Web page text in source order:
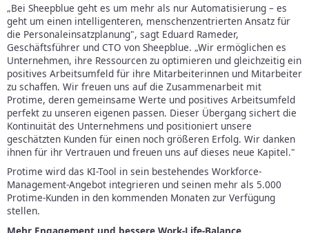
„Bei Sheepblue geht es um mehr als nur Automatisierung – es
geht um einen intelligenteren, menschenzentrierten Ansatz für
die Personaleinsatzplanung", sagt Eduard Rameder,
Geschäftsführer und CTO von Sheepblue. „Wir ermöglichen es
Unternehmen, ihre Ressourcen zu optimieren und gleichzeitig ein
positives Arbeitsumfeld für ihre Mitarbeiterinnen und Mitarbeiter
zu schaffen. Wir freuen uns auf die Zusammenarbeit mit
Protime, deren gemeinsame Werte und positives Arbeitsumfeld
perfekt zu unseren eigenen passen. Dieser Übergang sichert die
Kontinuität des Unternehmens und positioniert unsere
geschätzten Kunden für einen noch größeren Erfolg. Wir danken
ihnen für ihr Vertrauen und freuen uns auf dieses neue Kapitel."
Protime wird das KI-Tool in sein bestehendes Workforce-
Management-Angebot integrieren und seinen mehr als 5.000
Protime-Kunden in den kommenden Monaten zur Verfügung
stellen.